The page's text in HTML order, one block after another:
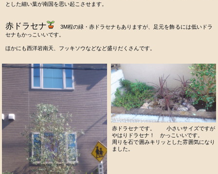
とした細い葉が南国を思い起こさせます。
赤ドラセナ
3M程の緑・赤ドラセナもありますが、足元を飾るには低いドラ
セナもかっこいいです。
ほかにも西洋岩南天、フッキソウなどなど盛りだくさんです。
赤ドラセナです。 小さいサイズですが
やはりドラセナ！ かっこいいです。
周りを石で囲みキリッとした雰囲気になり
ました。